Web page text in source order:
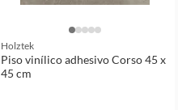
Holztek
Piso vinílico adhesivo Corso 45 x
45 cm